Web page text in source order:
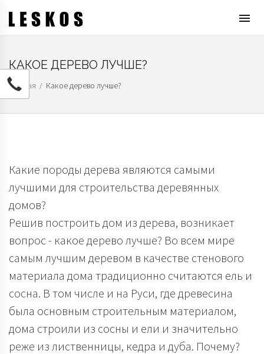
T
o
a
КАКОЕ ДЕРЕВО ЛУЧШЕ?
Главная / Какое дерево лучше?
Какие породы дерева являются самыми
лучшими для строительства деревянных
домов?
Решив построить дом из дерева, возникает
вопрос - какое дерево лучше? Во всем мире
самым лучшим деревом в качестве стенового
материала дома традиционно считаются ель и
сосна. В том числе и на Руси, где древесина
была основным строительным материалом,
дома строили из сосны и ели и значительно
реже из лиственницы, кедра и дуба. Почему?